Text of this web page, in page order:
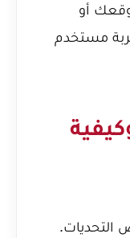
أو
مستخدم
التحديات.